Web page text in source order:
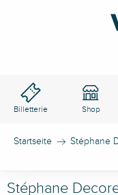
Billetterie Shop
Startseite Stéphane
Stéphane